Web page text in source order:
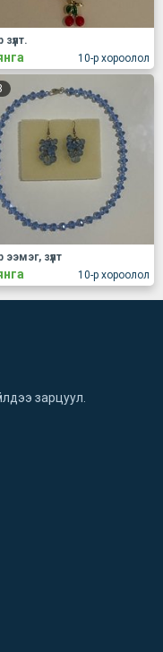
10-р хороолол
10-р хороолол
зүүлт
зарцуул.